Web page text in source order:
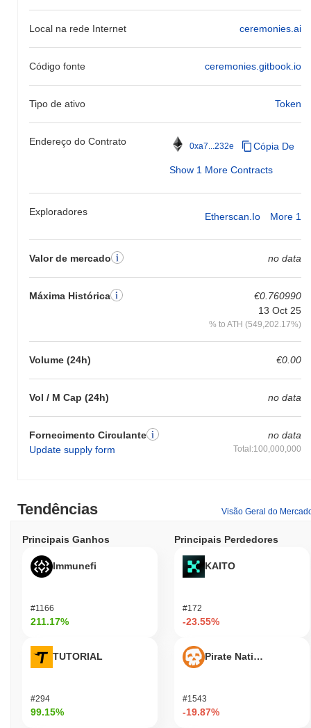
Local na rede Internet ceremonies.ai
Código fonte ceremonies.gitbook.io
Tipo de ativo Token
Endereço do Contrato 0xa7...232e Cópia De
Show 1 More Contracts
Exploradores Etherscan.io More 1
Valor de mercado no data
Máxima Histórica
€0.760990
13 Oct 25
% to ATH (549,202.17%)
Volume (24h) €0.00
Vol / M Cap (24h) no data
Fornecimento Circulante
Update supply form
no data
Total:100,000,000
Tendências Visão Geral do
Principais Ganhos
Immunefi
#1166
211.17%
TUTORIAL
#294
99.15%
Principais Perdedores
KAITO
#172
-23.55%
Pirate Nation Token
#1543
-19.87%